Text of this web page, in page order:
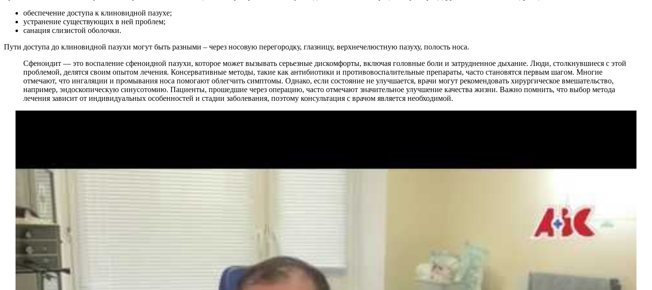
обеспечение доступа к клиновидной пазухе;
устранение существующих в ней проблем;
санация слизистой оболочки.
Пути доступа до клиновидной пазухи могут быть разными – через носовую перегородку, глазницу, верхнечелюстную пазуху, полость носа.
Сфеноидит — это воспаление сфеноидной пазухи, которое может вызывать серьезные дискомфорты, включая головные боли и затрудненное дыхание. Люди, столкнувшиеся с этой
проблемой, делятся своим опытом лечения. Консервативные методы, такие как антибиотики и противовоспалительные препараты, часто становятся первым шагом. Многие
отмечают, что ингаляции и промывания носа помогают облегчить симптомы. Однако, если состояние не улучшается, врачи могут рекомендовать хирургическое вмешательство,
например, эндоскопическую синусотомию. Пациенты, прошедшие через операцию, часто отмечают значительное улучшение качества жизни. Важно помнить, что выбор метода
лечения зависит от индивидуальных особенностей и стадии заболевания, поэтому консультация с врачом является необходимой.